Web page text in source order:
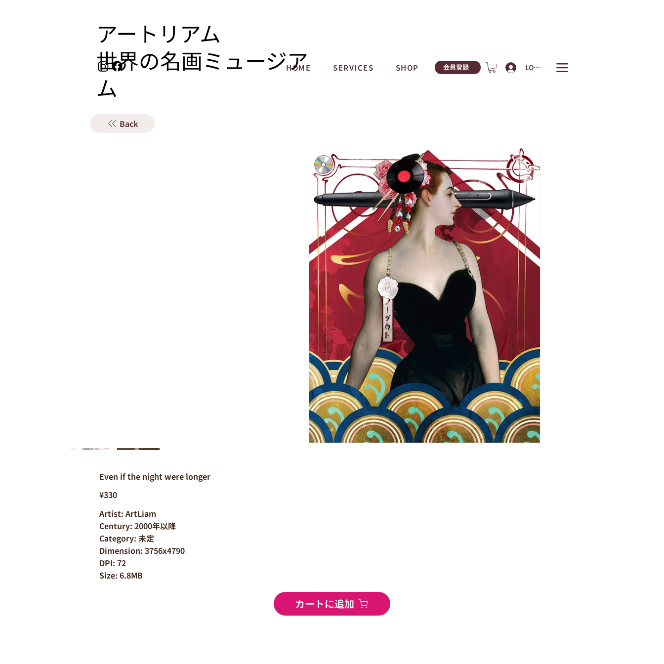
アートリアム
​世界の名画ミュージア
ム
HOME SERVICES SHOP 会員登録 LOGIN
Back
¥330
Artist: ArtLiam
Century: 2000年以降
Category: 未定
Dimension: 3756x4790
DPI: 72
Size: 6.8MB
カートに追加
Even if the night were longer